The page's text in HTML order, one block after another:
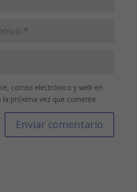
correo electrónico y web en
la próxima vez que comente.